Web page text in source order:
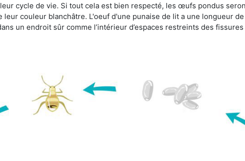
cycle de vie. Si tout cela est bien respecté, les œufs pondus
couleur blanchâtre. L'oeuf d'une punaise de lit a une longueur
un endroit sûr comme l’intérieur d’espaces restreints des